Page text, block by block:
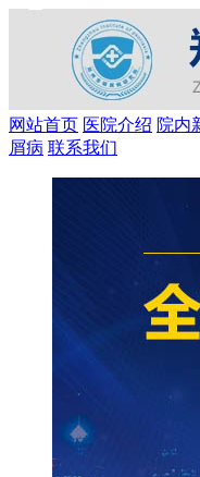
网站首页 医院介绍 院内
屑病 联系我们